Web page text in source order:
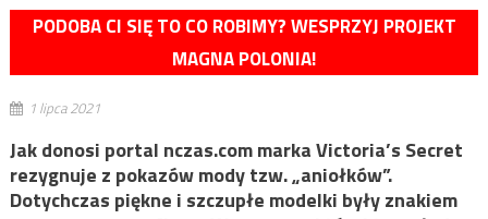
PODOBA CI SIĘ TO CO ROBIMY? WESPRZYJ PROJEKT
MAGNA POLONIA!
1 lipca 2021
Jak donosi portal nczas.com marka Victoria’s Secret
rezygnuje z pokazów mody tzw. „aniołków”.
Dotychczas piękne i szczupłe modelki były znakiem